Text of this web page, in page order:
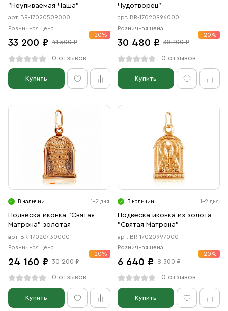
"Неупиваемая Чаша"
арт. BR-17020509000
Розничная цена
33 200 ₽ 41 500 ₽
-20%
0 отзывов
Купить
Чудотворец"
арт. BR-17020996000
Розничная цена
30 480 ₽ 38 100 ₽
-20%
0 отзывов
Купить
В наличии 1-2 дня
Подвеска иконка "Святая
Матрона" золотая
арт. BR-17020430000
Розничная цена
24 160 ₽ 30 200 ₽
-20%
0 отзывов
Купить
В наличии 1-2 дня
Подвеска иконка из золота
"Святая Матрона"
арт. BR-17020997000
Розничная цена
6 640 ₽ 8 300 ₽
-20%
0 отзывов
Купить